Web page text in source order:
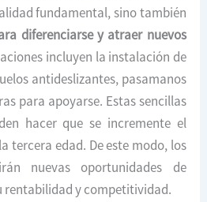
fundamental, sino también
diferenciarse y atraer nuevos
incluyen la instalación de
antideslizantes, pasamanos
para apoyarse. Estas sencillas
hacer que se incremente el
tercera edad. De este modo, los
nuevas oportunidades de
rentabilidad y competitividad.